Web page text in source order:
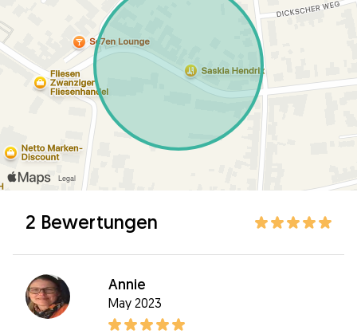
2 Bewertungen
Annie
May 2023